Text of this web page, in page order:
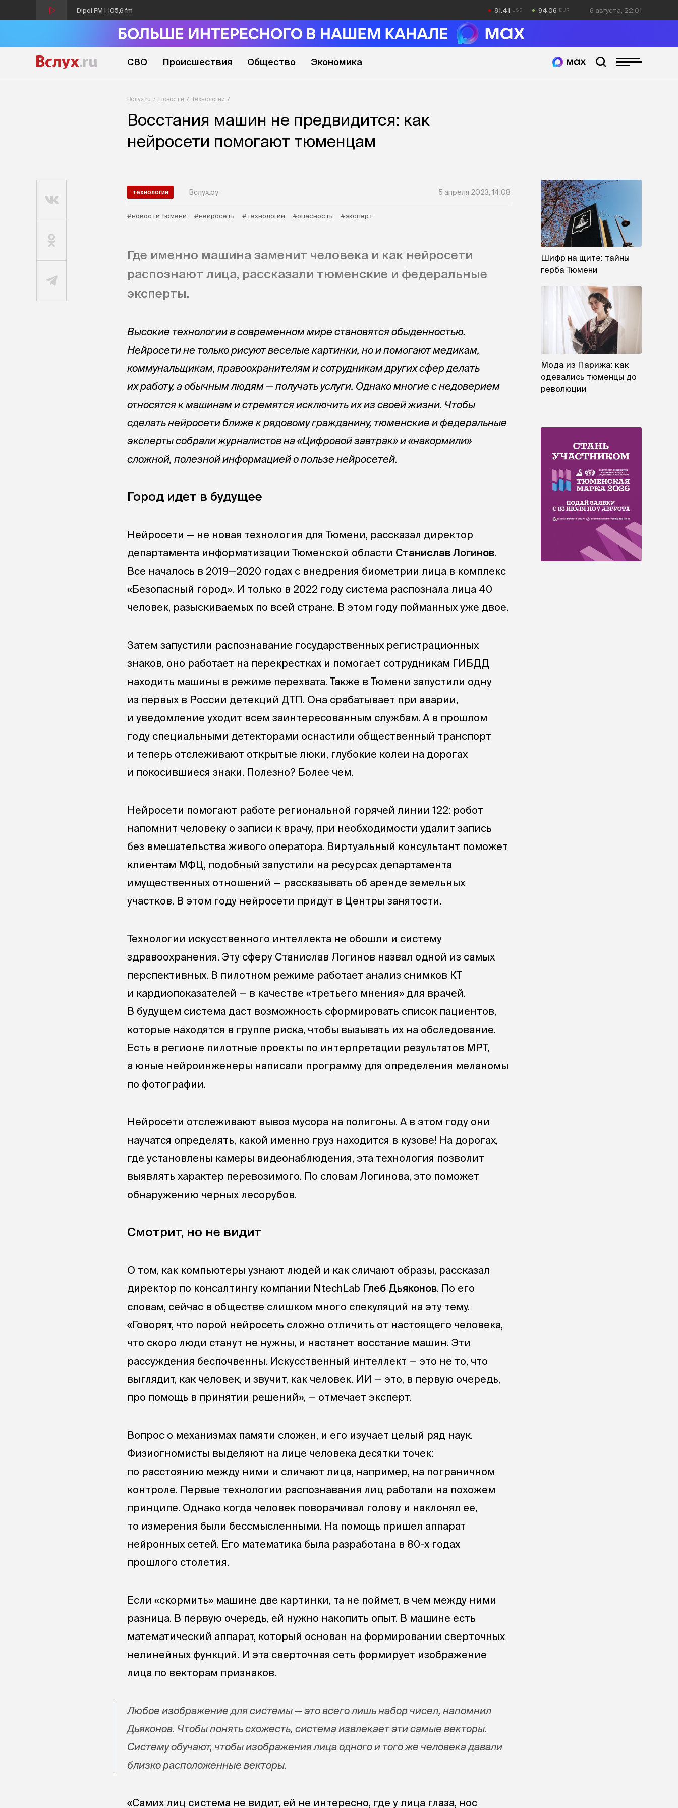
Dipol FM | 105,6 fm 81.41 94.06 6 августа, 22:01
СВО Происшествия Общество Экономика
Вслух.ru Новости Технологии
Восстания машин не предвидится: как
нейросети помогают тюменцам
технологии Вслух.ру 5 апреля 2023, 14:08
#новости Тюмени #нейросеть #технологии #опасность #эксперт
Где именно машина заменит человека и как нейросети
распознают лица, рассказали тюменские и федеральные
эксперты.
Высокие технологии в современном мире становятся обыденностью.
Нейросети не только рисуют веселые картинки, но и помогают медикам,
коммунальщикам, правоохранителям и сотрудникам других сфер делать
их работу, а обычным людям — получать услуги. Однако многие с недоверием
относятся к машинам и стремятся исключить их из своей жизни. Чтобы
сделать нейросети ближе к рядовому гражданину, тюменские и федеральные
эксперты собрали журналистов на «Цифровой завтрак» и «накормили»
сложной, полезной информацией о пользе нейросетей.
Город идет в будущее
Нейросети — не новая технология для Тюмени, рассказал директор
департамента информатизации Тюменской области Станислав Логинов.
Все началось в 2019—2020 годах с внедрения биометрии лица в комплекс
«Безопасный город». И только в 2022 году система распознала лица 40
человек, разыскиваемых по всей стране. В этом году пойманных уже двое.
Затем запустили распознавание государственных регистрационных
знаков, оно работает на перекрестках и помогает сотрудникам ГИБДД
находить машины в режиме перехвата. Также в Тюмени запустили одну
из первых в России детекций ДТП. Она срабатывает при аварии,
и уведомление уходит всем заинтересованным службам. А в прошлом
году специальными детекторами оснастили общественный транспорт
и теперь отслеживают открытые люки, глубокие колеи на дорогах
и покосившиеся знаки. Полезно? Более чем.
Нейросети помогают работе региональной горячей линии 122: робот
напомнит человеку о записи к врачу, при необходимости удалит запись
без вмешательства живого оператора. Виртуальный консультант поможет
клиентам МФЦ, подобный запустили на ресурсах департамента
имущественных отношений — рассказывать об аренде земельных
участков. В этом году нейросети придут в Центры занятости.
Технологии искусственного интеллекта не обошли и систему
здравоохранения. Эту сферу Станислав Логинов назвал одной из самых
перспективных. В пилотном режиме работает анализ снимков КТ
и кардиопоказателей — в качестве «третьего мнения» для врачей.
В будущем система даст возможность сформировать список пациентов,
которые находятся в группе риска, чтобы вызывать их на обследование.
Есть в регионе пилотные проекты по интерпретации результатов МРТ,
а юные нейроинженеры написали программу для определения меланомы
по фотографии.
Нейросети отслеживают вывоз мусора на полигоны. А в этом году они
научатся определять, какой именно груз находится в кузове! На дорогах,
где установлены камеры видеонаблюдения, эта технология позволит
выявлять характер перевозимого. По словам Логинова, это поможет
обнаружению черных лесорубов.
Смотрит, но не видит
О том, как компьютеры узнают людей и как сличают образы, рассказал
директор по консалтингу компании NtechLab Глеб Дьяконов. По его
словам, сейчас в обществе слишком много спекуляций на эту тему.
«Говорят, что порой нейросеть сложно отличить от настоящего человека,
что скоро люди станут не нужны, и настанет восстание машин. Эти
рассуждения беспочвенны. Искусственный интеллект — это не то, что
выглядит, как человек, и звучит, как человек. ИИ — это, в первую очередь,
про помощь в принятии решений», — отмечает эксперт.
Вопрос о механизмах памяти сложен, и его изучает целый ряд наук.
Физиогномисты выделяют на лице человека десятки точек:
по расстоянию между ними и сличают лица, например, на пограничном
контроле. Первые технологии распознавания лиц работали на похожем
принципе. Однако когда человек поворачивал голову и наклонял ее,
то измерения были бессмысленными. На помощь пришел аппарат
нейронных сетей. Его математика была разработана в 80-х годах
прошлого столетия.
Если «скормить» машине две картинки, та не поймет, в чем между ними
разница. В первую очередь, ей нужно накопить опыт. В машине есть
математический аппарат, который основан на формировании сверточных
нелинейных функций. И эта сверточная сеть формирует изображение
лица по векторам признаков.
Любое изображение для системы — это всего лишь набор чисел, напомнил
Дьяконов. Чтобы понять схожесть, система извлекает эти самые векторы.
Систему обучают, чтобы изображения лица одного и того же человека давали
близко расположенные векторы.
«Самих лиц система не видит, ей не интересно, где у лица глаза, нос
Шифр на щите: тайны
герба Тюмени
Мода из Парижа: как
одевались тюменцы до
революции